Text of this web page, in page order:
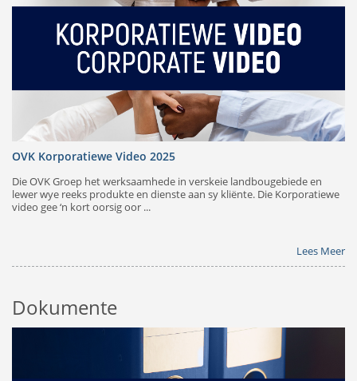
OVK Korporatiewe Video 2025
Die OVK Groep het werksaamhede in verskeie landbougebiede en
lewer wye reeks produkte en dienste aan sy kliënte. Die Korporatiewe
video gee ‘n kort oorsig oor ...
Lees Meer
Dokumente